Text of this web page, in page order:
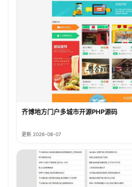
齐博地方门户多城市开源PHP源码
更新 2026-08-07